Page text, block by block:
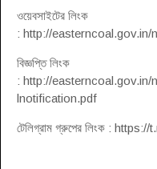
ওয়েবসাইটের লিংক
: http://
বিজ্ঞপ্তি লিংক
: http://
lnotification.pdf
টেলিগ্রাম গ্রুপের লিংক :